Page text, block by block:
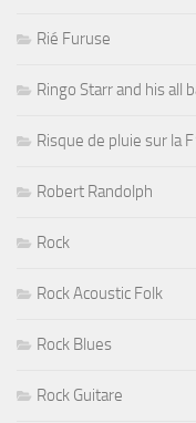
Rié Furuse
Ringo Starr and his all
Risque de pluie sur la
Robert Randolph
Rock
Rock Acoustic Folk
Rock Blues
Rock Guitare